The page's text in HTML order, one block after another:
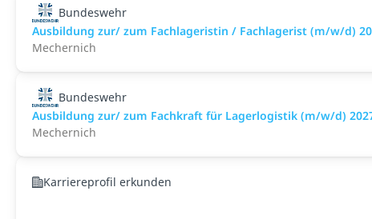
Bundeswehr
Ausbildung zur/ zum Fachlageristin / Fachlagerist (m/w/d)
Mechernich
Bundeswehr
Ausbildung zur/ zum Fachkraft für Lagerlogistik (m/w/d)
Mechernich
Karriereprofil erkunden